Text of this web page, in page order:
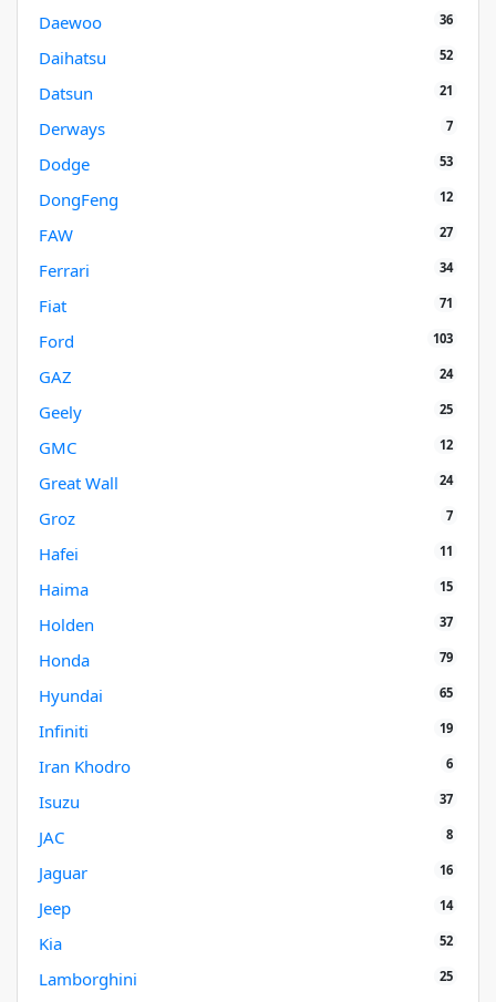
Daewoo 36
Daihatsu 52
Datsun 21
Derways 7
Dodge 53
DongFeng 12
FAW 27
Ferrari 34
Fiat 71
Ford 103
GAZ 24
Geely 25
GMC 12
Great Wall 24
Groz 7
Hafei 11
Haima 15
Holden 37
Honda 79
Hyundai 65
Infiniti 19
Iran Khodro 6
Isuzu 37
JAC 8
Jaguar 16
Jeep 14
Kia 52
Lamborghini 25